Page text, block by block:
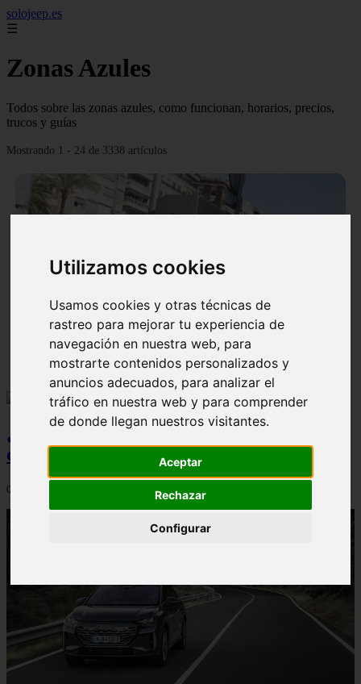
Utilizamos cookies
Usamos cookies y otras técnicas de
rastreo para mejorar tu experiencia de
navegación en nuestra web, para
mostrarte contenidos personalizados y
anuncios adecuados, para analizar el
tráfico en nuestra web y para comprender
de donde llegan nuestros visitantes.
Aceptar
Rechazar
Configurar
solojeep.es
☰
Zonas Azules
Todos sobre las zonas azules, como funcionan, horarios, precios,
trucos y guías
Mostrando 1 - 24 de 3338 artículos
▷ Zona Azul Córdoba 《 Horarios y Tarifas 2024 》
¿Qué Seat Ibiza merece más la pena
comprar?
08/08/2026